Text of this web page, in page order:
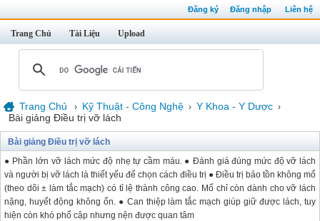
Đăng ký Đăng nhập Liên hệ
Trang Chủ Tài Liệu Upload
Trang Chủ › Kỹ Thuật - Công Nghệ › Y Khoa - Y Dược ›
Bài giảng Điều trị vỡ lách
Bài giảng Điều trị vỡ lách
● Phần lớn vỡ lách mức độ nhẹ tự cầm máu. ● Đánh giá đúng mức độ vỡ lách
và người bị vỡ lách là thiết yếu để chọn cách điều trị ● Điều trị bảo tồn không mổ
(theo dõi ± làm tắc mạch) có tỉ lệ thành công cao. Mổ chỉ còn dành cho vỡ lách
nặng, huyết động không ổn. ● Can thiệp làm tắc mạch giúp giữ được lách, tuy
hiện còn khó phổ cập nhưng nện được quan tâm